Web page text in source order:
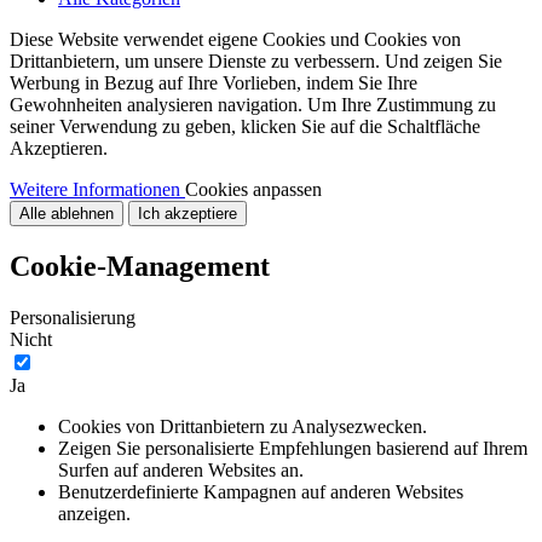
Diese Website verwendet eigene Cookies und Cookies von
Drittanbietern, um unsere Dienste zu verbessern. Und zeigen Sie
Werbung in Bezug auf Ihre Vorlieben, indem Sie Ihre
Gewohnheiten analysieren navigation. Um Ihre Zustimmung zu
seiner Verwendung zu geben, klicken Sie auf die Schaltfläche
Akzeptieren.
Weitere Informationen Cookies anpassen
Alle ablehnen Ich akzeptiere
Cookie-Management
Personalisierung
Nicht
Ja
Cookies von Drittanbietern zu Analysezwecken.
Zeigen Sie personalisierte Empfehlungen basierend auf Ihrem
Surfen auf anderen Websites an.
Benutzerdefinierte Kampagnen auf anderen Websites
anzeigen.